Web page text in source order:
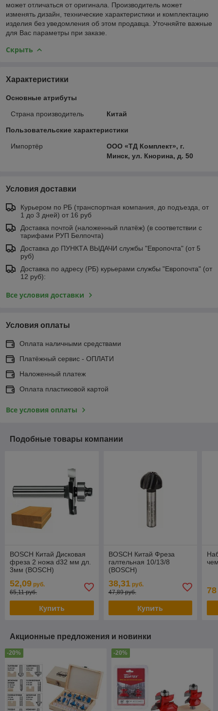
может отличаться от оригинала. Производитель может
изменять дизайн, технические характеристики и комплектацию
изделия без уведомления об этом продавца. Уточняйте важные
для Вас параметры при заказе.
Скрыть
Характеристики
Основные атрибуты
Страна производитель Китай
Пользовательские характеристики
Импортёр
ООО «ТД Комплект», г.
Минск, ул. Кнорина, д. 50
Условия доставки
Курьером по РБ (транспортная компания, до подъезда, от
1 до 3 дней) от 16 руб
Доставка почтой (наложенный платёж) (в соответствии с
тарифами РУП Белпочта)
Доставка до ПУНКТА ВЫДАЧИ службы "Европочта" (от 5
руб)
Доставка по адресу (РБ) курьерами службы "Европочта" (от
12 руб):
Все условия доставки
Условия оплаты
Оплата наличными средствами
Платёжный сервис - ОПЛАТИ
Наложенный платеж
Оплата пластиковой картой
Все условия оплаты
Подобные товары компании
BOSCH Китай Дисковая
фреза 2 ножа d32 мм дл.
3мм (BOSCH)
52,09 руб.
65,11 руб.
Купить
BOSCH Китай Фреза
галтельная 10/13/8
(BOSCH)
38,31руб.
47,89 руб.
Купить
78
Акционные предложения и новинки
-20% -20%